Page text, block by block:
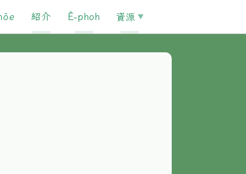
紹介 È-phoh 資源